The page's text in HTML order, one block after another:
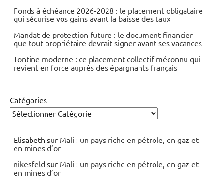
Fonds à échéance 2026-2028 : le placement obligataire
qui sécurise vos gains avant la baisse des taux
Mandat de protection future : le document financier
que tout propriétaire devrait signer avant ses vacances
Tontine moderne : ce placement collectif méconnu qui
revient en force auprès des épargnants français
Catégories
Elisabeth sur Mali : un pays riche en pétrole, en gaz et
en mines d’or
nikesfeld sur Mali : un pays riche en pétrole, en gaz et
en mines d’or